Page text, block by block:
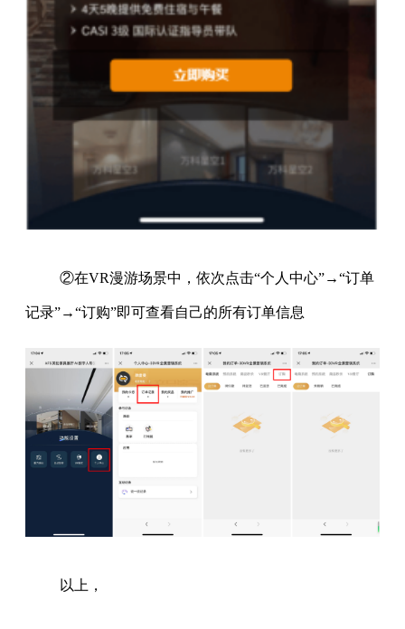
②在VR漫游场景中，依次点击“个人中心”→“订单
记录”→“订购”即可查看自己的所有订单信息
以上，